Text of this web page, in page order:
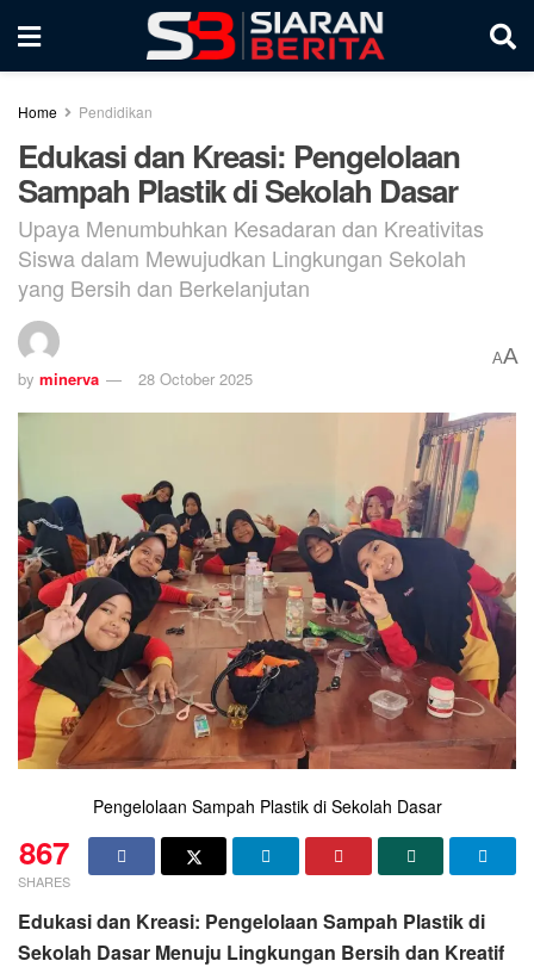
Home Pendidikan
Edukasi dan Kreasi: Pengelolaan
Sampah Plastik di Sekolah Dasar
Upaya Menumbuhkan Kesadaran dan Kreativitas
Siswa dalam Mewujudkan Lingkungan Sekolah
yang Bersih dan Berkelanjutan
by minerva 28 October 2025
AA
Pengelolaan Sampah Plastik di Sekolah Dasar
867
SHARES
Edukasi dan Kreasi: Pengelolaan Sampah Plastik di
Sekolah Dasar Menuju Lingkungan Bersih dan Kreatif